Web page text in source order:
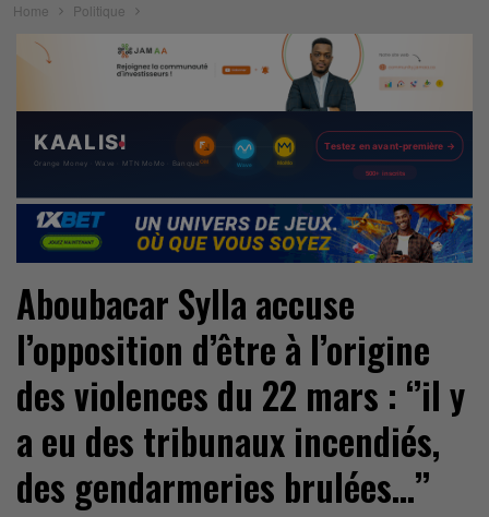
Home Politique
Aboubacar Sylla accuse
l’opposition d’être à l’origine
des violences du 22 mars : ‘’il y
a eu des tribunaux incendiés,
des gendarmeries brulées…’’